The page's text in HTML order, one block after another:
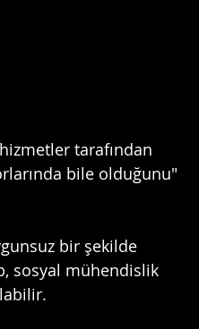
tarafından
bile olduğunu"
bir şekilde
sosyal mühendislik